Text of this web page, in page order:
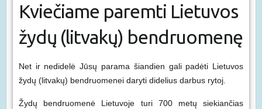
Kviečiame paremti Lietuvos
žydų (litvakų) bendruomenę
Net ir nedidelė Jūsų parama šiandien gali padėti Lietuvos
žydų (litvakų) bendruomenei daryti didelius darbus rytoj.
Žydų bendruomenė Lietuvoje turi 700 metų siekiančias